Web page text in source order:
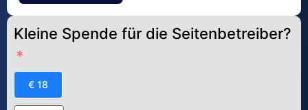
Kleine Spende für die Seitenbetreiber?
€ 18